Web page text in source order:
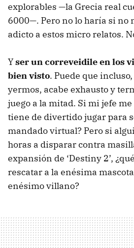
explorables —la Grecia real
6000—. Pero no lo haría si no
adicto a estos micro relatos.
Yser un correveidile en los
bien visto. Puede que
yermos, acabe exhausto y
juego a la mitad. Si mi jefe
tiene de divertido jugar para
mandado virtual? Pero si
horas a disparar contra
expansión de ‘Destiny 2’,
rescatar a la enésima
enésimo villano?